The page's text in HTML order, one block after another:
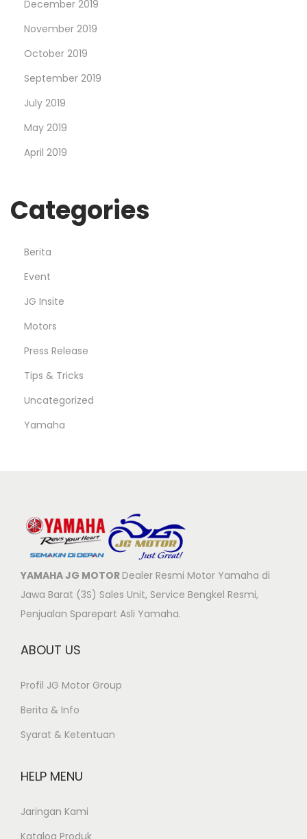
December 2019
November 2019
October 2019
September 2019
July 2019
May 2019
April 2019
Categories
Berita
Event
JG Insite
Motors
Press Release
Tips & Tricks
Uncategorized
Yamaha
YAMAHA JG MOTOR Dealer Resmi Motor Yamaha di
Jawa Barat (3S) Sales Unit, Service Bengkel Resmi,
Penjualan Sparepart Asli Yamaha.
ABOUT US
Profil JG Motor Group
Berita & Info
Syarat & Ketentuan
HELP MENU
Jaringan Kami
Katalog Produk